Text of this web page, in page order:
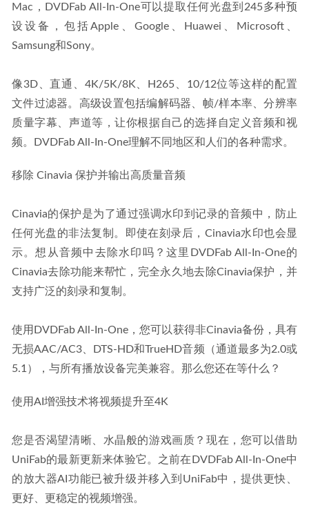
Mac，DVDFab All-In-One可以提取任何光盘到245多种预
设设备，包括Apple、Google、Huawei、Microsoft、
Samsung和Sony。
像3D、直通、4K/5K/8K、H265、10/12位等这样的配置
文件过滤器。高级设置包括编解码器、帧/样本率、分辨率
质量字幕、声道等，让你根据自己的选择自定义音频和视
频。DVDFab All-In-One理解不同地区和人们的各种需求。
移除 Cinavia 保护并输出高质量音频
Cinavia的保护是为了通过强调水印到记录的音频中，防止
任何光盘的非法复制。即使在刻录后，Cinavia水印也会显
示。想从音频中去除水印吗？这里DVDFab All-In-One的
Cinavia去除功能来帮忙，完全永久地去除Cinavia保护，并
支持广泛的刻录和复制。
使用DVDFab All-In-One，您可以获得非Cinavia备份，具有
无损AAC/AC3、DTS-HD和TrueHD音频（通道最多为2.0或
5.1），与所有播放设备完美兼容。那么您还在等什么？
使用AI增强技术将视频提升至4K
您是否渴望清晰、水晶般的游戏画质？现在，您可以借助
UniFab的最新更新来体验它。之前在DVDFab All-In-One中
的放大器AI功能已被升级并移入到UniFab中，提供更快、
更好、更稳定的视频增强。